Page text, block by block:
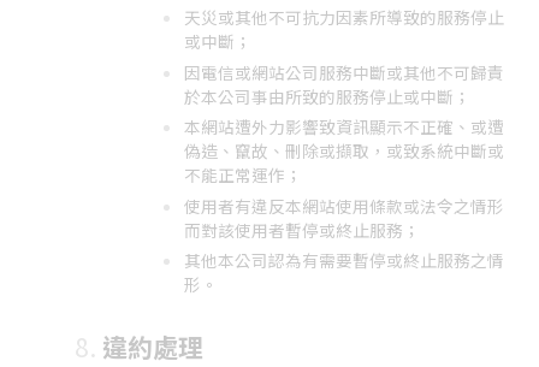
天災或其他不可抗力因素所導致的服務停止
或中斷；
因電信或網站公司服務中斷或其他不可歸責
於本公司事由所致的服務停止或中斷；
本網站遭外力影響致資訊顯示不正確、或遭
偽造、竄故、刪除或擷取，或致系統中斷或
不能正常運作；
使用者有違反本網站使用條款或法令之情形
而對該使用者暫停或終止服務；
其他本公司認為有需要暫停或終止服務之情
形。
違約處理